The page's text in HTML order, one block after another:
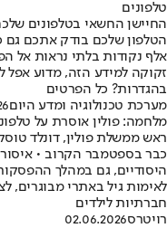
טלפונים
החיישן החשאי בטלפונים שלכם
אלף נקודות בלתי נראות אל
זקוקה למידע הזה, מדוע אפל
בהגדרות? כל הפרטים
מערכת טכנולוגיה ומדע היום
מלחמה: פולין אוסרת על
ראש ממשלת פולין, דונלד
כבר בספטמבר הקרוב •
היסודיים, גם במהלך
לאימות גיל באתרי מבוגרים,
חברתיות לילדים
רויטרס02.06.2026